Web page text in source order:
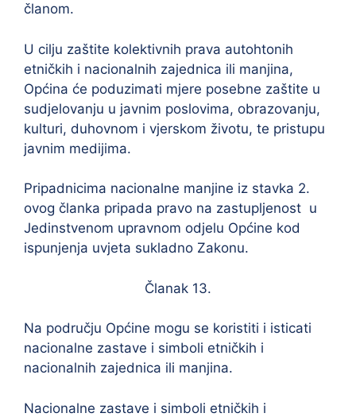
članom.
U cilju zaštite kolektivnih prava autohtonih
etničkih i nacionalnih zajednica ili manjina,
Općina će poduzimati mjere posebne zaštite u
sudjelovanju u javnim poslovima, obrazovanju,
kulturi, duhovnom i vjerskom životu, te pristupu
javnim medijima.
Pripadnicima nacionalne manjine iz stavka 2.
ovog članka pripada pravo na zastupljenost u
Jedinstvenom upravnom odjelu Općine kod
ispunjenja uvjeta sukladno Zakonu.
Članak 13.
Na području Općine mogu se koristiti i isticati
nacionalne zastave i simboli etničkih i
nacionalnih zajednica ili manjina.
Nacionalne zastave i simboli etničkih i